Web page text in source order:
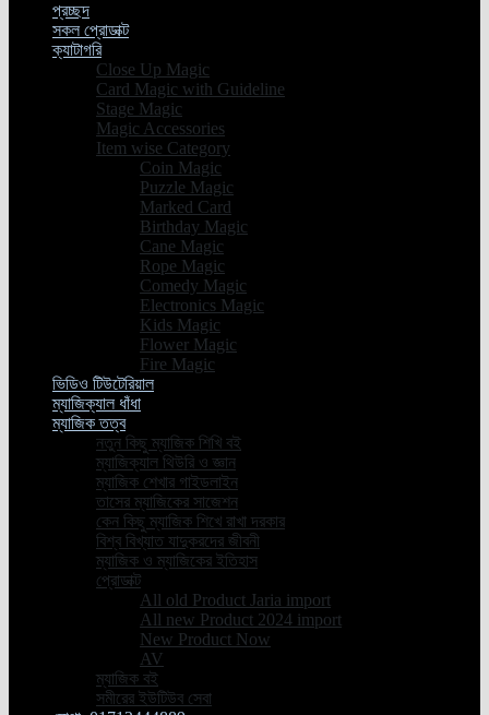
প্রচ্ছদ
সকল প্রোডাক্ট
ক্যাটাগরি
Close Up Magic
Card Magic with Guideline
Stage Magic
Magic Accessories
Item wise Category
Coin Magic
Puzzle Magic
Marked Card
Birthday Magic
Cane Magic
Rope Magic
Comedy Magic
Electronics Magic
Kids Magic
Flower Magic
Fire Magic
ভিডিও টিউটেরিয়াল
ম্যাজিক্যাল ধাঁধা
ম্যাজিক তত্ব
নতুন কিছু ম্যাজিক শিখি বই
ম্যাজিক্যাল থিউরি ও জ্ঞান
ম্যাজিক শেখার গাইডলাইন
তাসের ম্যাজিকের সাজেশন
কেন কিছু ম্যাজিক শিখে রাখা দরকার
বিশ্ব বিখ্যাত যাদুকরদের জীবনী
ম্যাজিক ও ম্যাজিকের ইতিহাস
প্রােডাক্ট
All old Product Jaria import
All new Product 2024 import
New Product Now
AV
ম্যাজিক বই
সমীরের ইউটিউব সেবা